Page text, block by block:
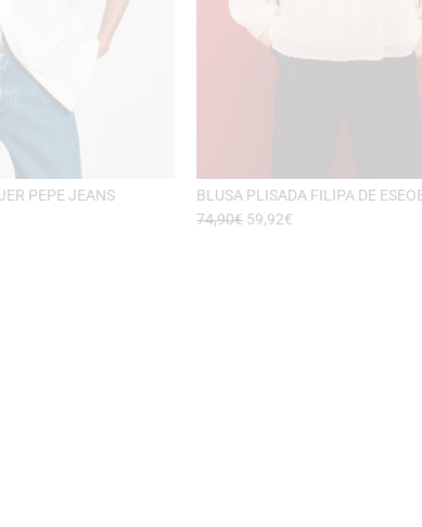
PEPE JEANS
BLUSA PLISADA FILIPA DE
74,90€ 59,92€